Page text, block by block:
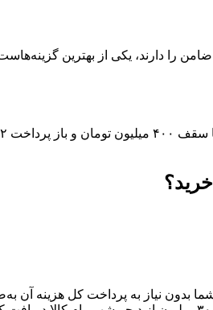
را دارند، یکی از بهترین
سقف ۴۰۰ میلیون تومان و باز پرداخت ۱۲
بدون نیاز به پرداخت کل هزینه آن